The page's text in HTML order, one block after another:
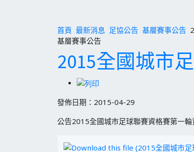
首頁 最新消息 足協公告 基層賽事公告
基層賽事公告
2015全國城市
發佈日期：2015-04-29
公告2015全國城市足球聯賽資格賽第一